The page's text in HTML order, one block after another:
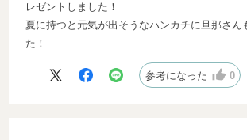
レゼントしました！
夏に持つと元気が出そうなハンカチに旦那さん
た！
参考になった 0